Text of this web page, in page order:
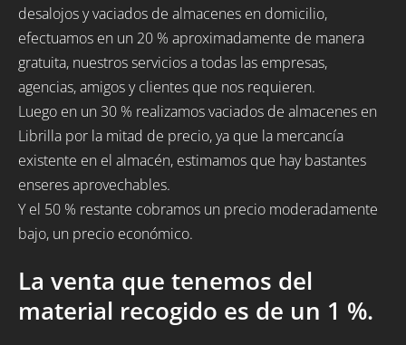
desalojos y vaciados de almacenes en domicilio,
efectuamos en un 20 % aproximadamente de manera
gratuita, nuestros servicios a todas las empresas,
agencias, amigos y clientes que nos requieren.
Luego en un 30 % realizamos vaciados de almacenes en
Librilla por la mitad de precio, ya que la mercancía
existente en el almacén, estimamos que hay bastantes
enseres aprovechables.
Y el 50 % restante cobramos un precio moderadamente
bajo, un precio económico.
La venta que tenemos del
material recogido es de un 1 %.